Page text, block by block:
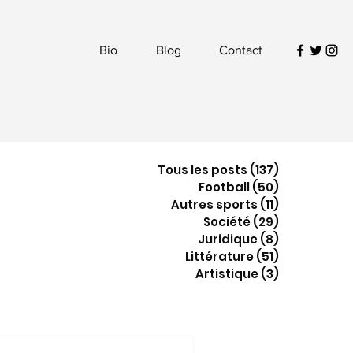
Bio Blog Contact
Tous les posts (137)
Football(50)
Autres sports (11)
Société(29)
Juridique(8)
Littérature(51)
Artistique(3)